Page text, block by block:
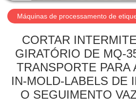
VISITA
FÁBRICA
CONTROLE
Máquinas de processamento de
CORTAR
GIRATÓRIO DE MQ-
TRANSPORTE PARA
IN-MOLD-LABELS DE
O SEGUIMENTO